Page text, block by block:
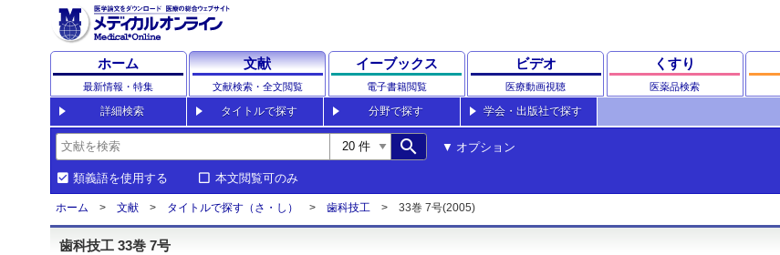
ホーム
最新情報・特集
文献
文献検索・全文閲覧
イーブックス
電子書籍閲覧
ビデオ
医療動画視聴
くすり
医薬品検索
詳細検索 タイトルで探す 分野で探す 学会・出版社で探す
search オプション
類義語を使用する 本文閲覧可のみ
ホーム 文献 タイトルで探す（さ・し） 歯科技工 33巻 7号(2005)
歯科技工 33巻 7号